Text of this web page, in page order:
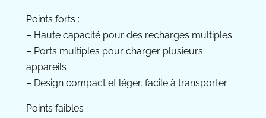
Points forts :
– Haute capacité pour des recharges multiples
– Ports multiples pour charger plusieurs
appareils
– Design compact et léger, facile à transporter
Points faibles :